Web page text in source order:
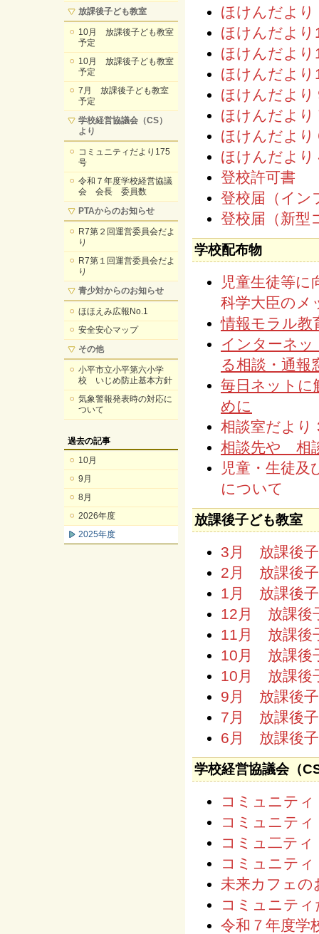
放課後子ども教室
10月 放課後子ども教室
予定
10月 放課後子ども教室
予定
7月 放課後子ども教室
予定
学校経営協議会（CS）
より
コミュニティだより175
号
令和７年度学校経営協議
会 会長 委員数
PTAからのお知らせ
R7第２回運営委員会だよ
り
R7第１回運営委員会だよ
り
青少対からのお知らせ
ほほえみ広報No.1
安全安心マップ
その他
小平市立小平第六小学
校 いじめ防止基本方針
気象警報発表時の対応に
ついて
過去の記事
10月
9月
8月
2026年度
2025年度
ほけんだより
ほけんだより
ほけんだより
ほけんだより
ほけんだより
ほけんだより
ほけんだより
ほけんだより
登校許可書
登校届（イン
登校届（新型
学校配布物
児童生徒等に
科学大臣のメ
情報モラル教
インターネ
る相談・通報
毎日ネットに
めに
相談室だより
相談先や 相
児童・生徒及
について
放課後子ども教室
3月 放課後
2月 放課後
1月 放課後
12月 放課後
11月 放課後
10月 放課後
10月 放課後
9月 放課後
7月 放課後
6月 放課後
学校経営協議会（
コミュニテ
コミュニテ
コミュ二テ
コミュニテ
未来カフェの
コミュニテ
令和７年度